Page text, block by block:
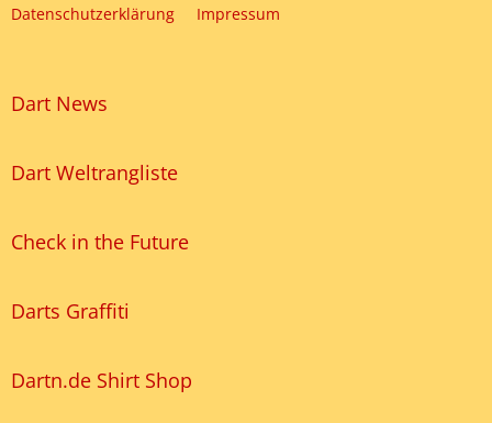
Datenschutzerklärung Impressum
Dart News
Dart Weltrangliste
Check in the Future
Darts Graffiti
Dartn.de Shirt Shop